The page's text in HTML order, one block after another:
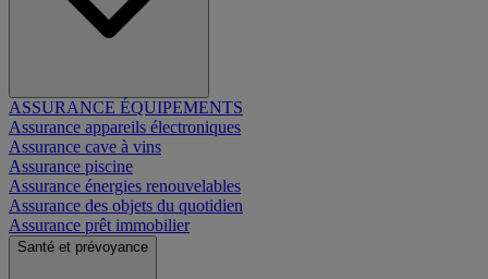
ASSURANCE ÉQUIPEMENTS
Assurance appareils électroniques
Assurance cave à vins
Assurance piscine
Assurance énergies renouvelables
Assurance des objets du quotidien
Assurance prêt immobilier
Santé et prévoyance